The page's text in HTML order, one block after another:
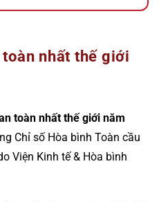
nhất thế giới
toàn nhất thế giới năm
Chỉ số Hòa bình Toàn cầu
Viện Kinh tế & Hòa bình